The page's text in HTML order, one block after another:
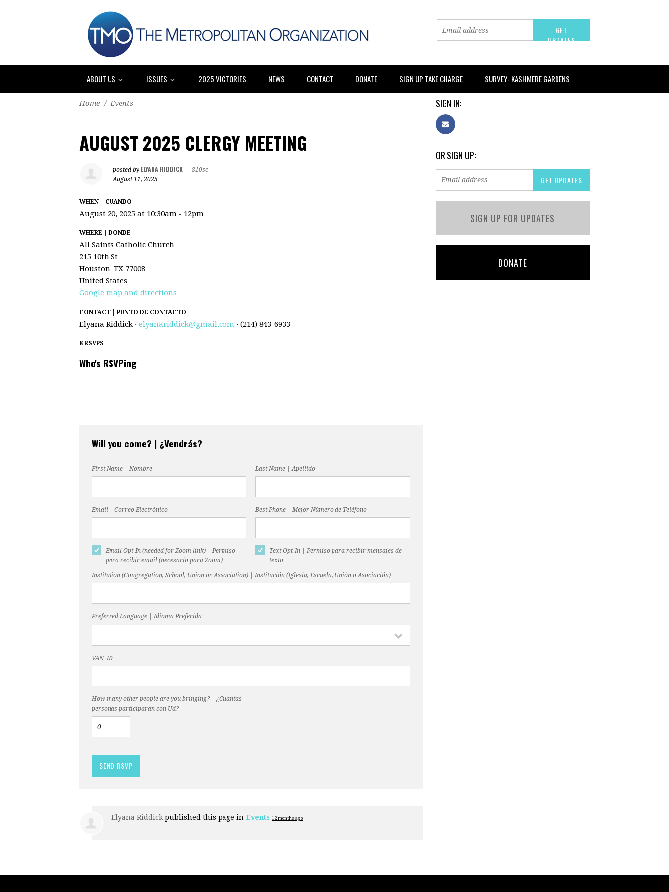
ABOUT US ISSUES 2025 VICTORIES NEWS CONTACT DONATE SIGN UP TAKE CHARGE SURVEY- KASHMERE GARDENS
Home / Events
AUGUST 2025 CLERGY MEETING
posted by ELYANA RIDDICK
810sc
August 11, 2025
WHEN | CUANDO
August 20, 2025 at 10:30am - 12pm
WHERE | DONDE
All Saints Catholic Church
215 10th St
Houston, TX 77008
United States
Google map and directions
CONTACT | PUNTO DE CONTACTO
Elyana Riddick · elyanariddick@gmail.com · (214) 843-6933
8 RSVPS
Who's RSVPing
Will you come? | ¿Vendrás?
First Name | Nombre Last Name | Apellido
Email | Correo Electrónico Best Phone | Mejor Número de Teléfono
Email Opt-In (needed for Zoom link) | Permiso
para recibir email (necesario para Zoom)
Text Opt-In | Permiso para recibir mensajes de
texto
Institution (Congregation, School, Union or Association) | Institución (Iglesia, Escuela, Unión o Asociación)
Preferred Language | Idioma Preferida
VAN_ID
How many other people are you bringing? | ¿Cuantas
personas participarán con Ud?
Elyana Riddickpublished this page in Events 12 months ago
SIGN IN:
OR SIGN UP:
SIGN UP FOR UPDATES
DONATE